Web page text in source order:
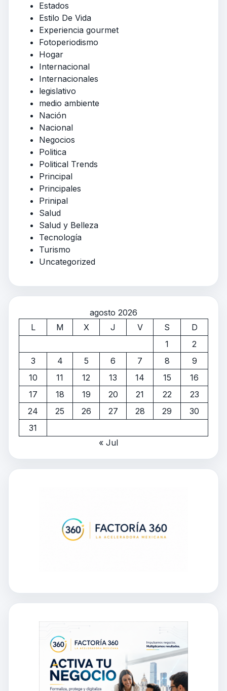
Estados
Estilo De Vida
Experiencia gourmet
Fotoperiodismo
Hogar
Internacional
Internacionales
legislativo
medio ambiente
Nación
Nacional
Negocios
Politica
Political Trends
Principal
Principales
Prinipal
Salud
Salud y Belleza
Tecnología
Turismo
Uncategorized
agosto 2026
L
M X J V S
D
1
2
3
4 5 6 7 8
9
10
11 12 13 14 15
16
17
18 19 20 21 22
23
24
25 26 27 28 29
30
31
« Jul